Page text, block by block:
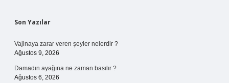
Sidebar
Son Yazılar
Vajinaya zarar veren şeyler nelerdir ?
Ağustos 9, 2026
Damadın ayağına ne zaman basılır ?
Ağustos 6, 2026